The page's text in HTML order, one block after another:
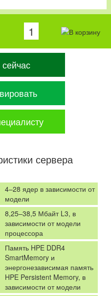
сейчас
сервера
4–28 ядер в зависимости от
модели
8,25–38,5 Мбайт L3, в
зависимости от модели
процессора
Память HPE DDR4
SmartMemory и
энергонезависимая память
HPE Persistent Memory, в
зависимости от модели